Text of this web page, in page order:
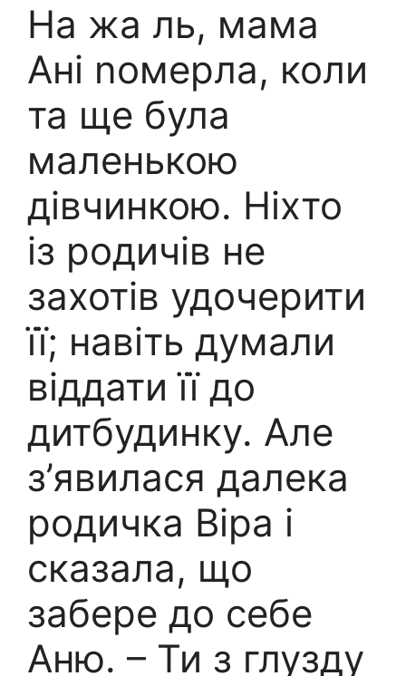
На жа ль, мама
Ані nомерла, коли
та ще була
маленькою
дівчинкою. Ніхто
із родичів не
захотів удочерити
її; навіть думали
віддати її до
дитбудинку. Але
з’явилася далека
родичка Віра і
сказала, що
забере до себе
Аню. – Ти з глузду